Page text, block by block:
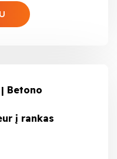
Betono
į rankas